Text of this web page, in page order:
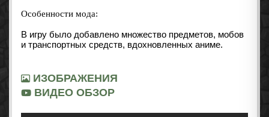
Особенности мода:
В игру было добавлено множество предметов, мобов
и транспортных средств, вдохновленных аниме.
ИЗОБРАЖЕНИЯ
ВИДЕО ОБЗОР